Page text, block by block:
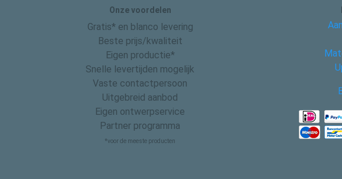
Onze voordelen
Gratis* en blanco levering
Beste prijs/kwaliteit
Eigen productie*
Snelle levertijden mogelijk
Vaste contactpersoon
Uitgebreid aanbod
Eigen ontwerpservice
Partner programma
*voor de meeste producten